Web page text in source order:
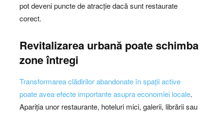
pot deveni puncte de atracție dacă sunt restaurate
corect.
Revitalizarea urbană poate schimba
zone întregi
Transformarea clădirilor abandonate în spații active
poate avea efecte importante asupra economiei locale.
Apariția unor restaurante, hoteluri mici, galerii, librării sau